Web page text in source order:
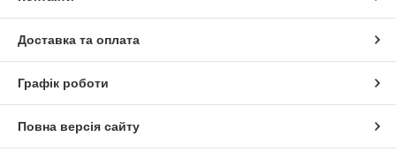
Доставка та оплата
Графік роботи
Повна версія сайту